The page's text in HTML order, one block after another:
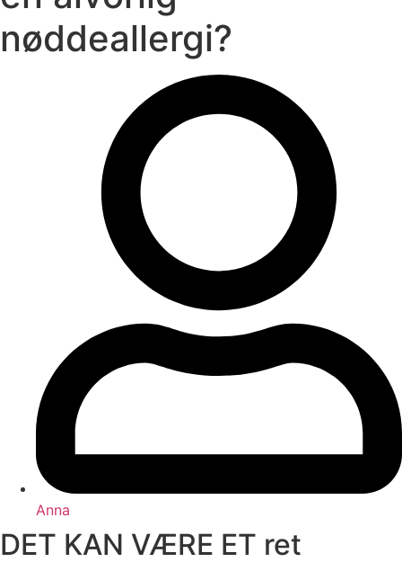
nøddeallergi?
Anna
DET KAN VÆRE ET ret